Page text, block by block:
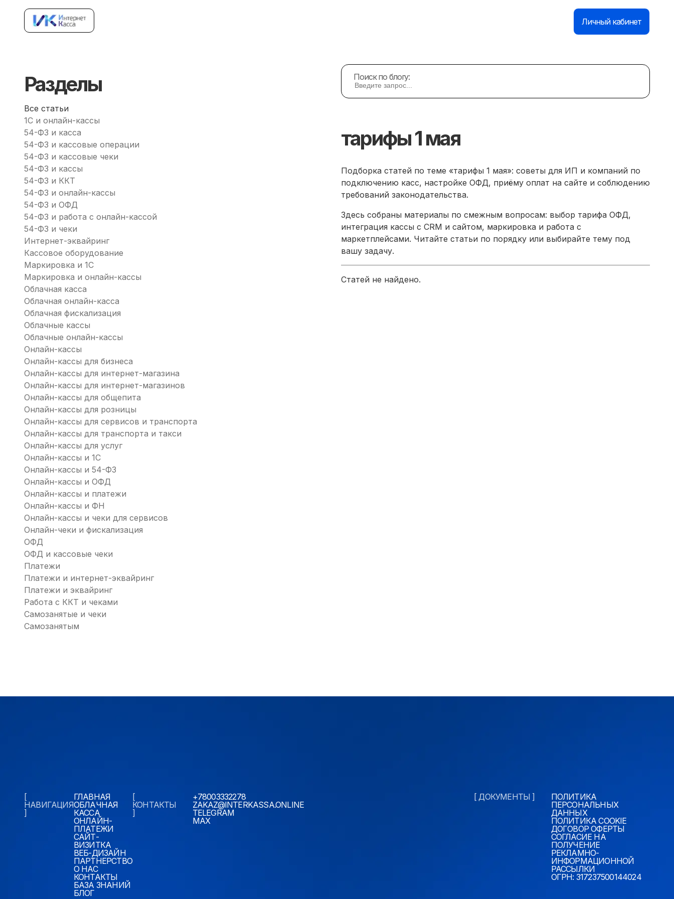
Личный кабинет
Разделы
Все статьи
1С и онлайн-кассы
54-ФЗ и касса
54-ФЗ и кассовые операции
54-ФЗ и кассовые чеки
54-ФЗ и кассы
54-ФЗ и ККТ
54-ФЗ и онлайн-кассы
54-ФЗ и ОФД
54-ФЗ и работа с онлайн-кассой
54-ФЗ и чеки
Интернет-эквайринг
Кассовое оборудование
Маркировка и 1С
Маркировка и онлайн-кассы
Облачная касса
Облачная онлайн-касса
Облачная фискализация
Облачные кассы
Облачные онлайн-кассы
Онлайн-кассы
Онлайн-кассы для бизнеса
Онлайн-кассы для интернет-магазина
Онлайн-кассы для интернет-магазинов
Онлайн-кассы для общепита
Онлайн-кассы для розницы
Онлайн-кассы для сервисов и транспорта
Онлайн-кассы для транспорта и такси
Онлайн-кассы для услуг
Онлайн-кассы и 1С
Онлайн-кассы и 54-ФЗ
Онлайн-кассы и ОФД
Онлайн-кассы и платежи
Онлайн-кассы и ФН
Онлайн-кассы и чеки для сервисов
Онлайн-чеки и фискализация
ОФД
ОФД и кассовые чеки
Платежи
Платежи и интернет-эквайринг
Платежи и эквайринг
Работа с ККТ и чеками
Самозанятые и чеки
Самозанятым
Поиск по блогу:
тарифы 1 мая
Подборка статей по теме «тарифы 1 мая»: советы для ИП и компаний по
подключению касс, настройке ОФД, приёму оплат на сайте и соблюдению
требований законодательства.
Здесь собраны материалы по смежным вопросам: выбор тарифа ОФД,
интеграция кассы с CRM и сайтом, маркировка и работа с
маркетплейсами. Читайте статьи по порядку или выбирайте тему под
вашу задачу.
Статей не найдено.
[
НАВИГАЦИЯ
]
ГЛАВНАЯ
ОБЛАЧНАЯ
КАССА
ОНЛАЙН-
ПЛАТЕЖИ
САЙТ-
ВИЗИТКА
ВЕБ-ДИЗАЙН
ПАРТНЕРСТВО
О НАС
КОНТАКТЫ
БАЗА ЗНАНИЙ
БЛОГ
[
КОНТАКТЫ
]
+78003332278
ZAKAZ@INTERKASSA.ONLINE
TELEGRAM
MAX
[ ДОКУМЕНТЫ ]
ПОЛИТИКА
ПЕРСОНАЛЬНЫХ
ДАННЫХ
ПОЛИТИКА COOKIE
ДОГОВОР ОФЕРТЫ
СОГЛАСИЕ НА
ПОЛУЧЕНИЕ
РЕКЛАМНО-
ИНФОРМАЦИОННОЙ
РАССЫЛКИ
ОГРН: 317237500144024